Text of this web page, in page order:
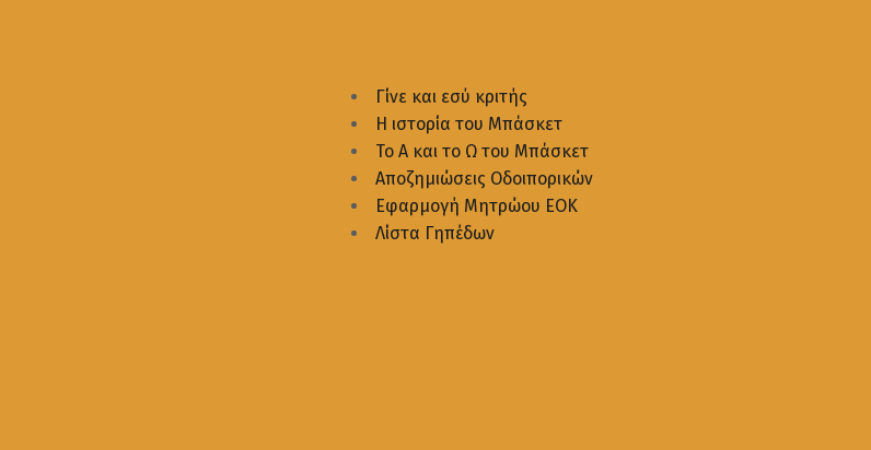
Γίνε και εσύ κριτής
Η ιστορία του Μπάσκετ
Το Α και το Ω του Μπάσκετ
Αποζημιώσεις Οδοιπορικών
Εφαρμογή Μητρώου ΕΟΚ
Λίστα Γηπέδων